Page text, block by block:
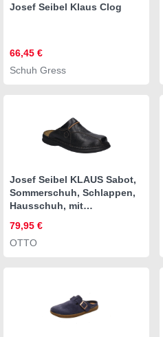
Josef Seibel Klaus Clog
66,45 €
Schuh Gress
Josef Seibel KLAUS Sabot,
Sommerschuh, Schlappen,
Hausschuh, mit
Lederinnensohle
79,95 €
OTTO